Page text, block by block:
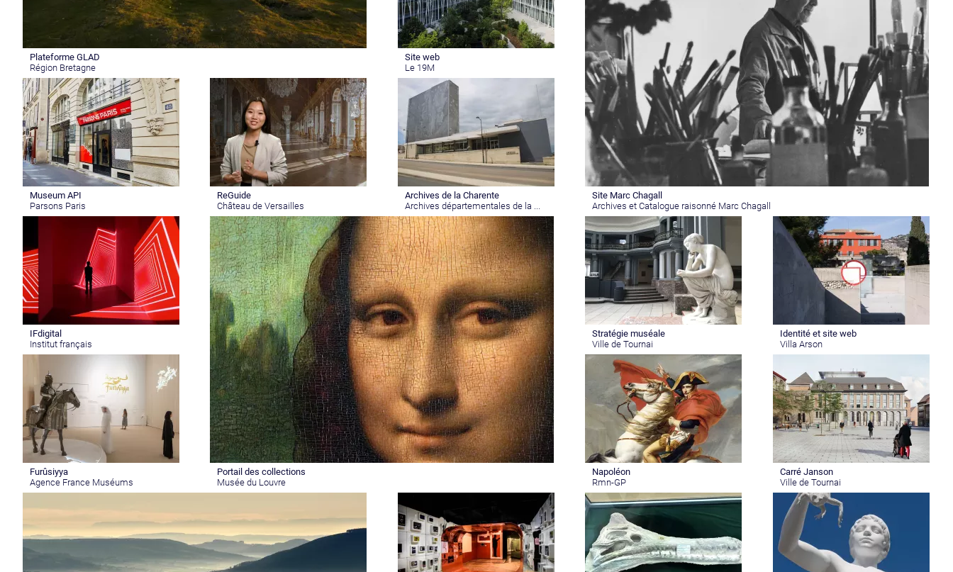
Plateforme GLAD
Région Bretagne
Site web
Le 19M
Site Marc Chagall
Archives et Catalogue raisonné Marc Chagall
Museum API
Parsons Paris
ReGuide
Château de Versailles
Archives de la Charente
Archives départementales de la ...
IFdigital
Institut français
Portail des collections
Musée du Louvre
Stratégie muséale
Ville de Tournai
Identité et site web
Villa Arson
Furûsiyya
Agence France Muséums
Napoléon
Rmn-GP
Carré Janson
Ville de Tournai